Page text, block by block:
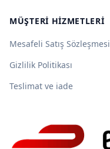
MÜŞTERI HIZMETLERI
Mesafeli Satış Sözleşmesi
Gizlilik Politikası
Teslimat ve iade